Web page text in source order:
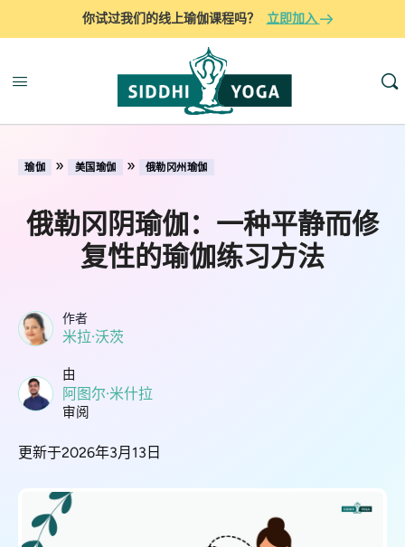
你试过我们的线上瑜伽课程吗？ 立即加入
瑜伽 » 美国瑜伽 » 俄勒冈州瑜伽
俄勒冈阴瑜伽：一种平静而修
复性的瑜伽练习方法
作者
米拉·沃茨
由
阿图尔·米什拉
审阅
更新于2026年3月13日